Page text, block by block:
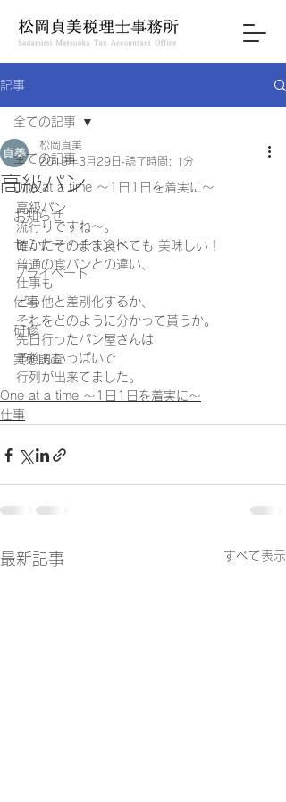
記事
全ての記事
One at a time ～1日1日を着実に～
お知らせ
セミナー・イベント
プライベート
仕事
研修
実態調査
全ての記事
高級パン
松岡貞美
2019年3月29日 読了時間: 1分
高級パン
流行りですね〜。
確かにそのまま食べても 美味しい！
普通の食パンとの違い、
仕事も
どう他と差別化するか、
それをどのように分かって貰うか。
先日行ったパン屋さんは
予約もいっぱいで
One at a time ～1日1日を着実に～
仕事
最新記事 すべて表示